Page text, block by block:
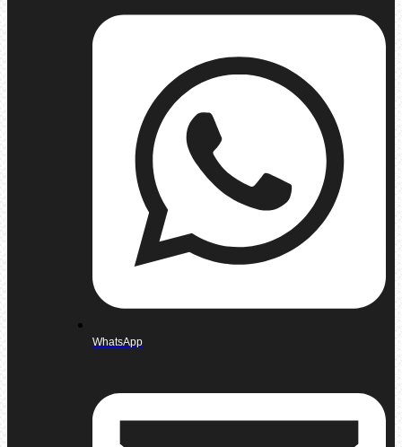
WhatsApp